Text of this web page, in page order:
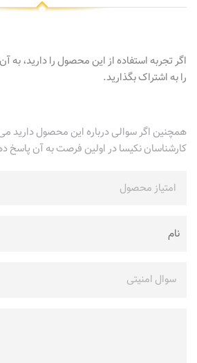
اگر تجربه استفاده از این محصول را دارید، به
را به اشتراک بگذارید.
همچنین اگر سوالی درباره این محصول دارید
کارشناسان نکیسا در اولین فرصت به آن پاسخ
امتیاز محصول
سوال امنیتی